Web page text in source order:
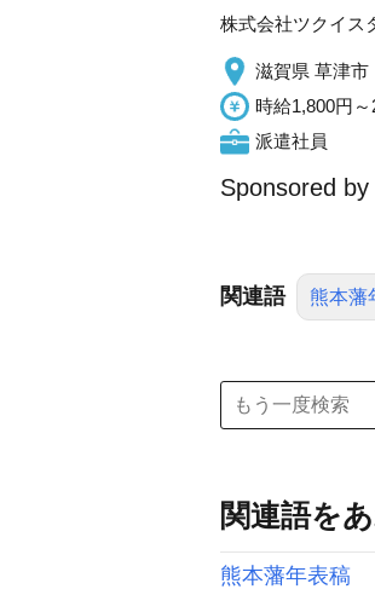
株式会社ツクイス
滋賀県 草津市
時給1,800円～
派遣社員
Sponsored by
関連語 熊本藩
関連語を
熊本藩年表稿